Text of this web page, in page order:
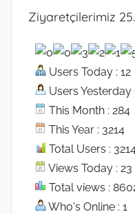
Ziyaretçilerimiz
Users Today : 12
Users Yesterday
This Month : 284
This Year : 3214
Total Users :
Views Today : 23
Total views :
Who's Online : 1